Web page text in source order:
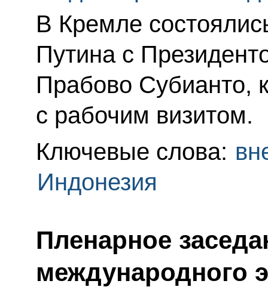
В Кремле
Путина с
Прабово Субианто,
с рабочим визитом.
Ключевые слова:
Индонезия
Пленарное
международного